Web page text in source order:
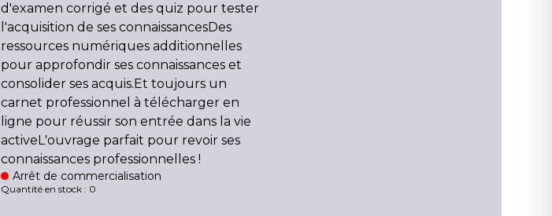
d'examen corrigé et des quiz pour tester
l'acquisition de ses connaissancesDes
ressources numériques additionnelles
pour approfondir ses connaissances et
consolider ses acquis.Et toujours un
carnet professionnel à télécharger en
ligne pour réussir son entrée dans la vie
activeL'ouvrage parfait pour revoir ses
connaissances professionnelles !
Arrêt de commercialisation
Quantité en stock : 0